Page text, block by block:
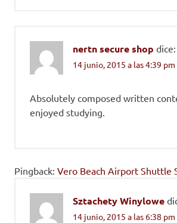
nertn secure shop dice:
14 junio, 2015 a las 4:39 pm
Absolutely composed written
enjoyed studying.
Pingback: Vero Beach Airport Shuttle
Sztachety Winylowe
14 junio, 2015 a las 6:38 pm